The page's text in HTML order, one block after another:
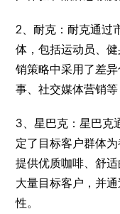
2、耐克：耐克通过
体，包括运动员、
销策略中采用了差
事、社交媒体营销
3、星巴克：星巴克
定了目标客户群体
提供优质咖啡、舒
大量目标客户，并
性。